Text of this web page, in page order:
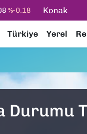
%-0.18
%0.32
%0.03
Konak
Türkiye Yerel
Durumu